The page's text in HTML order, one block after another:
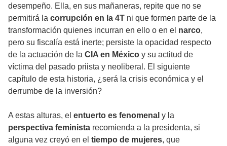
desempeño. Ella, en sus mañaneras, repite que no se
permitirá la corrupción en la 4T ni que formen parte de la
transformación quienes incurran en ello o en el narco,
pero su fiscalía está inerte; persiste la opacidad respecto
de la actuación de la CIA en México y su actitud de
víctima del pasado priista y neoliberal. El siguiente
capítulo de esta historia, ¿será la crisis económica y el
derrumbe de la inversión?
A estas alturas, el entuerto es fenomenal y la
perspectiva feminista recomienda a la presidenta, si
alguna vez creyó en el tiempo de mujeres, que